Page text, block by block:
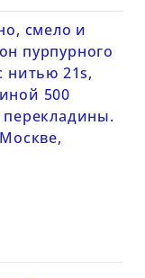
смело и
пурпурного
нитью 21s,
500
перекладины.